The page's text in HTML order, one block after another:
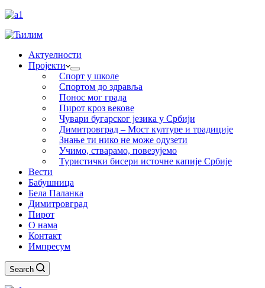
Актуелности
Пројекти
Спорт у школе
Спортом до здравља
Понос мог града
Пирот кроз векове
Чувари бугарског језика у Србији
Димитровград – Мост културе и традиције
Знање ти нико не може одузети
Учимо, стварамо, повезујемо
Туристички бисери источне капије Србије
Вести
Бабушница
Бела Паланка
Димитровград
Пирот
О нама
Контакт
Импресум
Search